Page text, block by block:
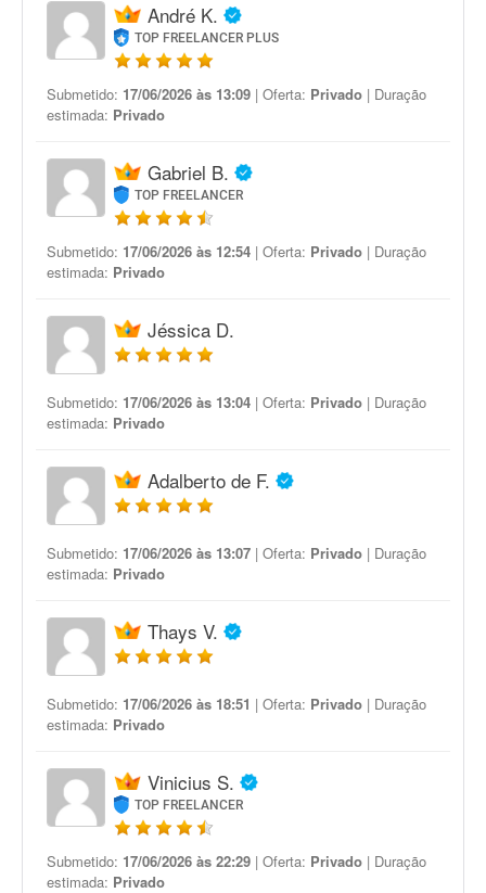
André K.
TOP FREELANCER PLUS
Submetido: 17/06/2026 às 13:09 | Oferta: Privado | Duração
estimada: Privado
Gabriel B.
TOP FREELANCER
Submetido: 17/06/2026 às 12:54 | Oferta: Privado | Duração
estimada: Privado
Jéssica D.
Submetido: 17/06/2026 às 13:04 | Oferta: Privado | Duração
estimada: Privado
Adalberto de F.
Submetido: 17/06/2026 às 13:07 | Oferta: Privado | Duração
estimada: Privado
Thays V.
Submetido: 17/06/2026 às 18:51 | Oferta: Privado | Duração
estimada: Privado
Vinicius S.
TOP FREELANCER
Submetido: 17/06/2026 às 22:29 | Oferta: Privado | Duração
estimada: Privado